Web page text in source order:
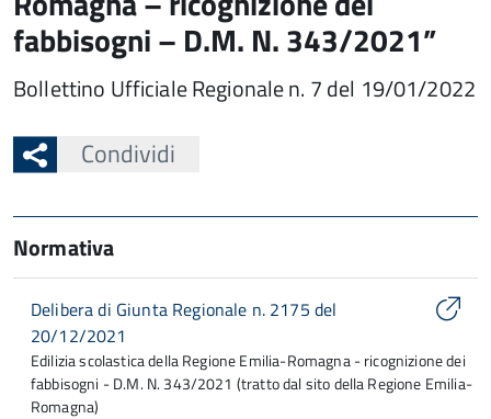
fabbisogni – D.M. N. 343/2021”
Bollettino Ufficiale Regionale n. 7 del 19/01/2022
Condividi
Normativa
Delibera di Giunta Regionale n. 2175 del
20/12/2021
Edilizia scolastica della Regione Emilia-Romagna - ricognizione dei
fabbisogni - D.M. N. 343/2021 (tratto dal sito della Regione Emilia-
Romagna)